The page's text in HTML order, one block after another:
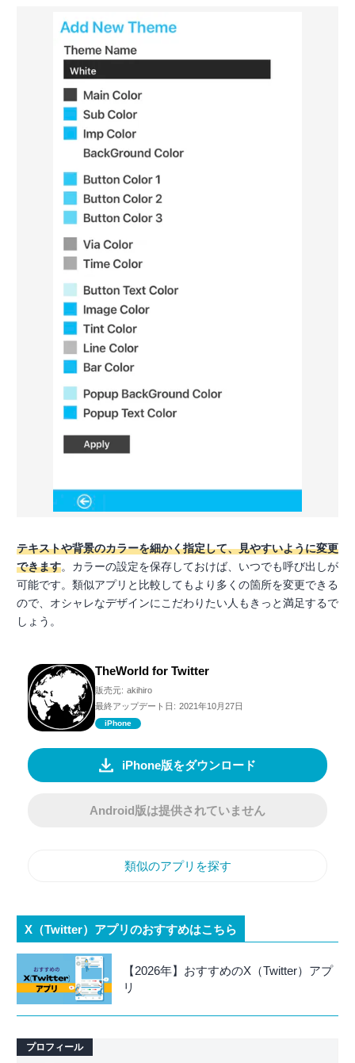
テキストや背景のカラーを細かく指定して、見やすいように変更
できます。カラーの設定を保存しておけば、いつでも呼び出しが
可能です。類似アプリと比較してもより多くの箇所を変更できる
ので、オシャレなデザインにこだわりたい人もきっと満足するで
しょう。
TheWorld for Twitter
販売元: akihiro
最終アップデート日: 2021年10月27日
iPhone
iPhone版をダウンロード
Android版は提供されていません
類似のアプリを探す
X（Twitter）アプリのおすすめはこちら
【2026年】おすすめのX（Twitter）アプ
リ
プロフィール